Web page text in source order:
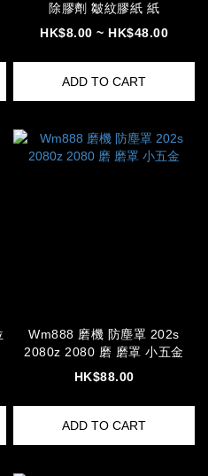
除膠劑 皺紋膠紙 紙
HK$8.00 ~ HK$48.00
ADD TO CART
Wm888 磨機 防塵罩 202s
2080z 2080 磨 磨罩 小五金
HK$88.00
ADD TO CART